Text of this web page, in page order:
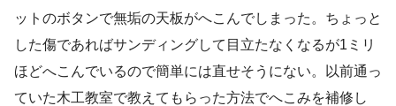
ットのボタンで無垢の天板がへこんでしまった。ちょっと
した傷であればサンディングして目立たなくなるが1ミリ
ほどへこんでいるので簡単には直せそうにない。以前通っ
ていた木工教室で教えてもらった方法でへこみを補修し